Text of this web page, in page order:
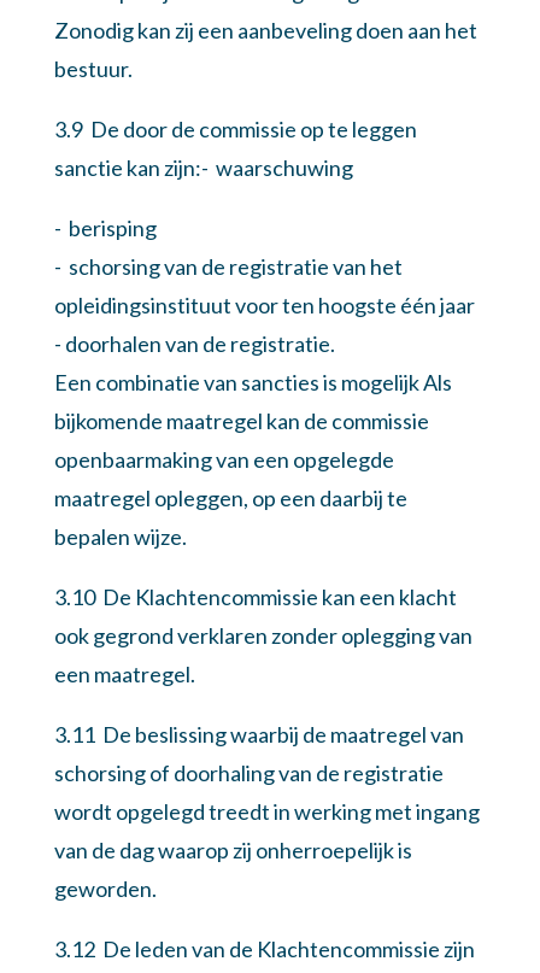
Zonodig kan zij een aanbeveling doen aan het
bestuur.
3.9 De door de commissie op te leggen
sanctie kan zijn:- waarschuwing
- berisping
- schorsing van de registratie van het
opleidingsinstituut voor ten hoogste één jaar
- doorhalen van de registratie.
Een combinatie van sancties is mogelijk Als
bijkomende maatregel kan de commissie
openbaarmaking van een opgelegde
maatregel opleggen, op een daarbij te
bepalen wijze.
3.10 De Klachtencommissie kan een klacht
ook gegrond verklaren zonder oplegging van
een maatregel.
3.11 De beslissing waarbij de maatregel van
schorsing of doorhaling van de registratie
wordt opgelegd treedt in werking met ingang
van de dag waarop zij onherroepelijk is
geworden.
3.12 De leden van de Klachtencommissie zijn